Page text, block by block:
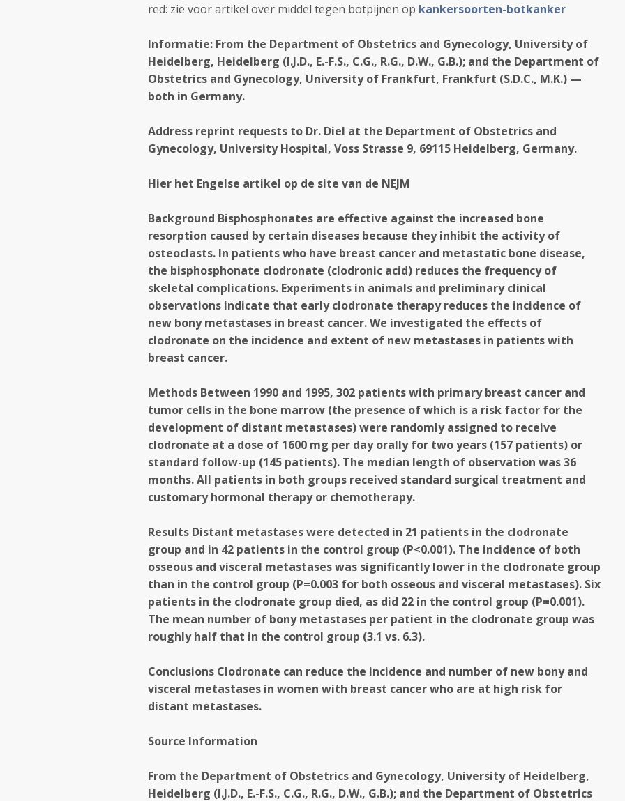
red: zie voor artikel over middel tegen botpijnen op kankersoorten-botkanker
Informatie: From the Department of Obstetrics and Gynecology, University of
Heidelberg, Heidelberg (I.J.D., E.-F.S., C.G., R.G., D.W., G.B.); and the Department of
Obstetrics and Gynecology, University of Frankfurt, Frankfurt (S.D.C., M.K.) —
both in Germany.
Address reprint requests to Dr. Diel at the Department of Obstetrics and
Gynecology, University Hospital, Voss Strasse 9, 69115 Heidelberg, Germany.
Hier het Engelse artikel op de site van de NEJM
Background Bisphosphonates are effective against the increased bone
resorption caused by certain diseases because they inhibit the activity of
osteoclasts. In patients who have breast cancer and metastatic bone disease,
the bisphosphonate clodronate (clodronic acid) reduces the frequency of
skeletal complications. Experiments in animals and preliminary clinical
observations indicate that early clodronate therapy reduces the incidence of
new bony metastases in breast cancer. We investigated the effects of
clodronate on the incidence and extent of new metastases in patients with
breast cancer.
Methods Between 1990 and 1995, 302 patients with primary breast cancer and
tumor cells in the bone marrow (the presence of which is a risk factor for the
development of distant metastases) were randomly assigned to receive
clodronate at a dose of 1600 mg per day orally for two years (157 patients) or
standard follow-up (145 patients). The median length of observation was 36
months. All patients in both groups received standard surgical treatment and
customary hormonal therapy or chemotherapy.
Results Distant metastases were detected in 21 patients in the clodronate
group and in 42 patients in the control group (P<0.001). The incidence of both
osseous and visceral metastases was significantly lower in the clodronate group
than in the control group (P=0.003 for both osseous and visceral metastases). Six
patients in the clodronate group died, as did 22 in the control group (P=0.001).
The mean number of bony metastases per patient in the clodronate group was
roughly half that in the control group (3.1 vs. 6.3).
Conclusions Clodronate can reduce the incidence and number of new bony and
visceral metastases in women with breast cancer who are at high risk for
distant metastases.
Source Information
From the Department of Obstetrics and Gynecology, University of Heidelberg,
Heidelberg (I.J.D., E.-F.S., C.G., R.G., D.W., G.B.); and the Department of Obstetrics